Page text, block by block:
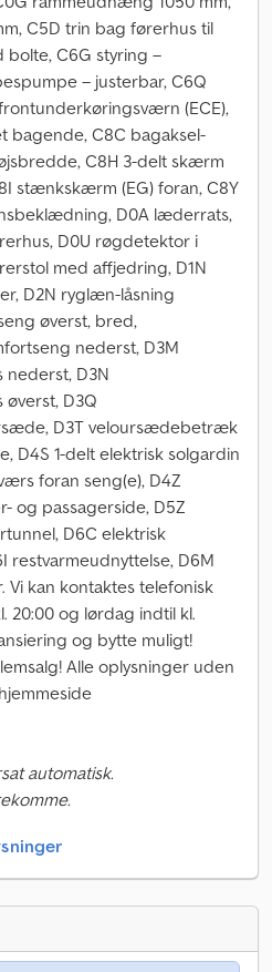
C5D trin bag førerhus til
bolte, C6G styring –
– justerbar, C6Q
(ECE),
bagende, C8C bagaksel-
C8H 3-delt skærm
stænkskærm (EG) foran, C8Y
D0A læderrats,
D0U røgdetektor i
med affjedring, D1N
D2N ryglæn-låsning
øverst, bred,
nederst, D3M
nederst, D3N
D3Q
D3T veloursædebetræk
D4S 1-delt elektrisk solgardin
foran seng(e), D4Z
og passagerside, D5Z
D6C elektrisk
D6M
Vi kan kontaktes telefonisk
20:00 og lørdag indtil kl.
og bytte muligt!
Alle oplysninger uden
automatisk.